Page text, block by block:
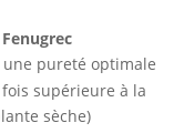
pureté optimale
supérieure à la
sèche)